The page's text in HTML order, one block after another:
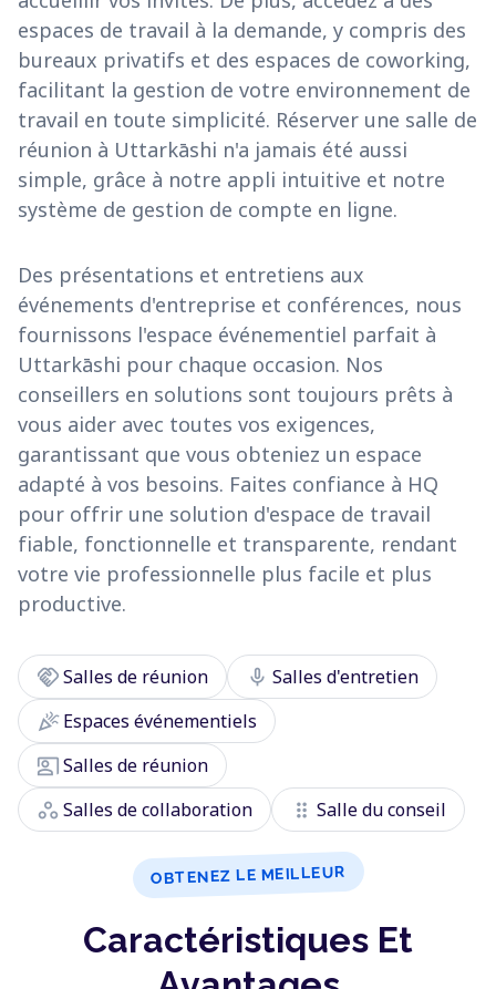
espaces de travail à la demande, y compris des
bureaux privatifs et des espaces de coworking,
facilitant la gestion de votre environnement de
travail en toute simplicité. Réserver une salle de
réunion à Uttarkāshi n'a jamais été aussi
simple, grâce à notre appli intuitive et notre
système de gestion de compte en ligne.
Des présentations et entretiens aux
événements d'entreprise et conférences, nous
fournissons l'espace événementiel parfait à
Uttarkāshi pour chaque occasion. Nos
conseillers en solutions sont toujours prêts à
vous aider avec toutes vos exigences,
garantissant que vous obteniez un espace
adapté à vos besoins. Faites confiance à HQ
pour offrir une solution d'espace de travail
fiable, fonctionnelle et transparente, rendant
votre vie professionnelle plus facile et plus
productive.
handshakeSalles de réunion mic Salles d'entretien
celebrationEspaces événementiels
co_presentSalles de réunion
workspaces Salles de collaboration drag_indicator Salle du conseil
OBTENEZ LE MEILLEUR
Caractéristiques Et